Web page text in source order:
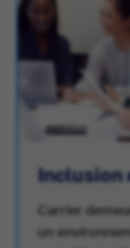
Inclusion
Carrier
un